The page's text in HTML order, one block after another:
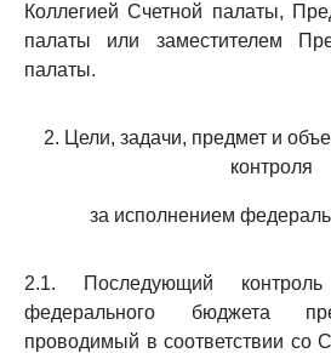
Коллегией Счетной палаты,
палаты или заместителем
палаты.
2. Цели, задачи, предмет и
контроля
за исполнением
2.1. Последующий
федерального бюджета
проводимый в соответствии со